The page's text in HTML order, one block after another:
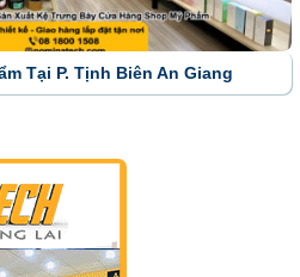
Tại P. Tịnh Biên An Giang